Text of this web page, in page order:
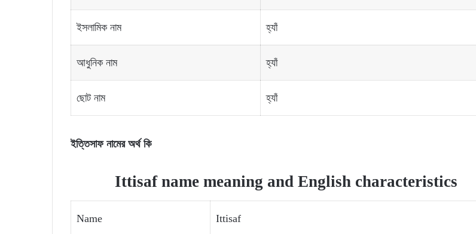
ইসলামিক নাম হ্যাঁ
আধুনিক নাম হ্যাঁ
ছোট নাম হ্যাঁ
ইত্তিসাফ নামের অর্থ কি
Ittisaf name meaning and English characteristics
Name Ittisaf